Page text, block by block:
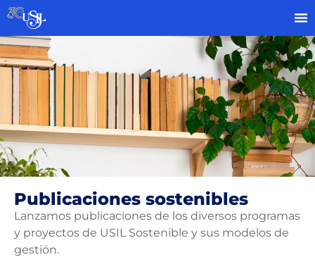
Publicaciones sostenibles
Lanzamos publicaciones de los diversos programas
y proyectos de USIL Sostenible y sus modelos de
gestión.